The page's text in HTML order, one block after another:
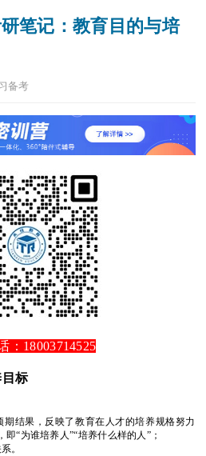
笔记：教育目的与培
备考
：18003714525
标
期结果，反映了教育在人才的培养规格努力
即“为谁培养人”“培养什么样的人 ” ；
。